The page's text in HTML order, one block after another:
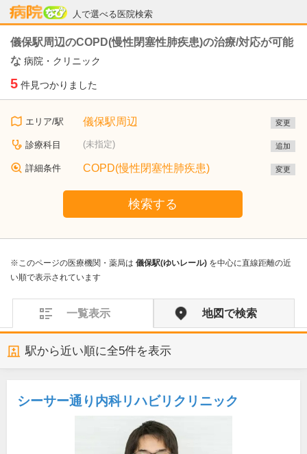
人で選べる医院検索
病院なび
儀保駅周辺のCOPD(慢性閉塞性肺疾患)の治療/対応が可能
な 病院・クリニック
5 件見つかりました
エリア/駅 儀保駅周辺 変更
診療科目 (未指定) 追加
詳細条件 COPD(慢性閉塞性肺疾患) 変更
検索する
※このページの医療機関・薬局は 儀保駅(ゆいレール) を中心に直線距離の近
い順で表示されています
一覧表示 地図で検索
駅から近い順に全5件を表示
シーサー通り内科リハビリクリニック